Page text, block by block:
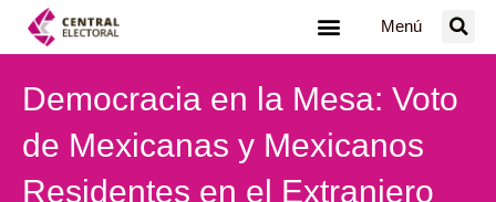
Menú
Democracia en la Mesa: Voto
de Mexicanas y Mexicanos
Residentes en el Extranjero